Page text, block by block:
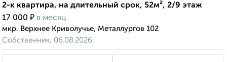
2-к квартира, на длительный срок, 52м², 2/9 этаж
17 000 ₽ в месяц
мкр. Верхнее Криволучье, Металлургов 102
Собственник, 06.08.2026